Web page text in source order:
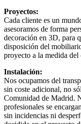
Proyectos:
Cada cliente es un
asesoramos de forma
decoración en 3D, para
disposición del
proyecto a la medida del
Instalación:
Nos ocupamos del
sin coste adicional, no
Comunidad de Madrid.
profesionales se
sin incidencias ni